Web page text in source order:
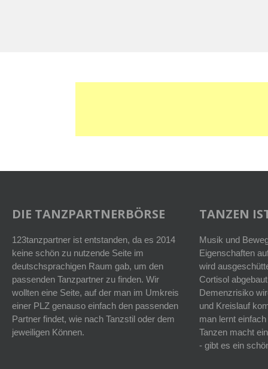
DIE TANZPARTNERBÖRSE
123tanzpartner ist entstanden, da es 2014
keine schön zu nutzende Seite im
deutschsprachigen Raum gab, um den
passenden Tanzpartner zu finden. Wir
wollten eine Seite, auf der man im Umkreis
einer PLZ genauso einfach den passenden
Partner findet, wie nach Tanzstil oder dem
jeweiligen Können.
TANZEN
Musik und
Eigenschaften
wird
Cortisol
Demenzrisiko
und Kreislauf
man lernt
Tanzen macht
- gibt es ein